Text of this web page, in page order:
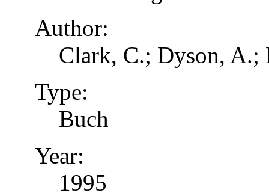
Author:
Clark, C.; Dyson,
Type:
Buch
Year:
1995